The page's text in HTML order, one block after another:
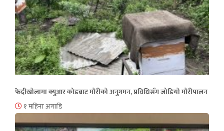
फेदीखोलामा क्युआर कोडबाट मौरीको अनुगमन, प्रविधिसँग जोडियो मौरीपालन
१ महिना अगाडि